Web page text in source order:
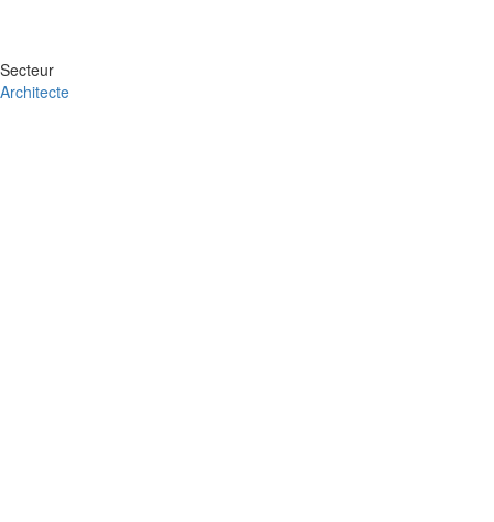
Secteur
Architecte